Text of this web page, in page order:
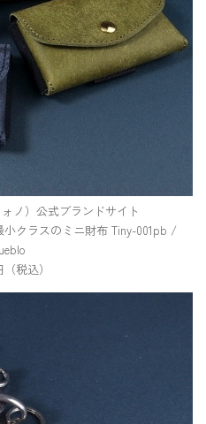
ノ）公式ブランドサイト
クラスのミニ財布 Tiny-001pb /
税込）